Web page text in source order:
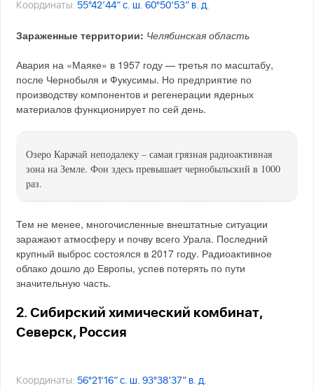
Координаты: 55°42′44″ с. ш. 60°50′53″ в. д.
Зараженные территории: Челябинская область
Авария на «Маяке» в 1957 году — третья по масштабу,
после Чернобыля и Фукусимы. Но предприятие по
производству компонентов и регенерации ядерных
материалов функционирует по сей день.
Озеро Карачай неподалеку – самая грязная радиоактивная
зона на Земле. Фон здесь превышает чернобыльский в 1000
раз.
Тем не менее, многочисленные внештатные ситуации
заражают атмосферу и почву всего Урала. Последний
крупный выброс состоялся в 2017 году. Радиоактивное
облако дошло до Европы, успев потерять по пути
значительную часть.
2. Сибирский химический комбинат,
Северск, Россия
Координаты: 56°21′16″ с. ш. 93°38′37″ в. д.